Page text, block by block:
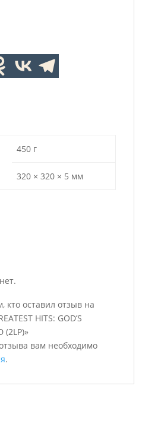
450 г
320 × 320 × 5 мм
кто оставил отзыв на
HITS: GOD’S
(2LP)»
вам необходимо
.